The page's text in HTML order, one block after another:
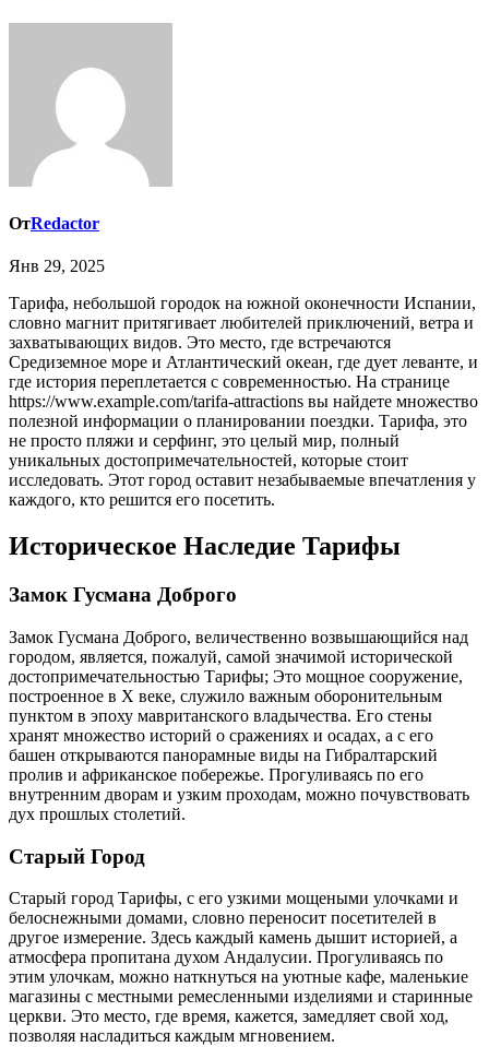
ОтRedactor
Янв 29, 2025
Тарифа, небольшой городок на южной оконечности Испании,
словно магнит притягивает любителей приключений, ветра и
захватывающих видов. Это место, где встречаются
Средиземное море и Атлантический океан, где дует леванте, и
где история переплетается с современностью. На странице
https://www.example.com/tarifa-attractions вы найдете множество
полезной информации о планировании поездки. Тарифа, это
не просто пляжи и серфинг, это целый мир, полный
уникальных достопримечательностей, которые стоит
исследовать. Этот город оставит незабываемые впечатления у
каждого, кто решится его посетить.
Историческое Наследие Тарифы
Замок Гусмана Доброго
Замок Гусмана Доброго, величественно возвышающийся над
городом, является, пожалуй, самой значимой исторической
достопримечательностью Тарифы; Это мощное сооружение,
построенное в X веке, служило важным оборонительным
пунктом в эпоху мавританского владычества. Его стены
хранят множество историй о сражениях и осадах, а с его
башен открываются панорамные виды на Гибралтарский
пролив и африканское побережье. Прогуливаясь по его
внутренним дворам и узким проходам, можно почувствовать
дух прошлых столетий.
Старый Город
Старый город Тарифы, с его узкими мощеными улочками и
белоснежными домами, словно переносит посетителей в
другое измерение. Здесь каждый камень дышит историей, а
атмосфера пропитана духом Андалусии. Прогуливаясь по
этим улочкам, можно наткнуться на уютные кафе, маленькие
магазины с местными ремесленными изделиями и старинные
церкви. Это место, где время, кажется, замедляет свой ход,
позволяя насладиться каждым мгновением.